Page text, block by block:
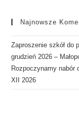
Najnowsze
Zaproszenie szkół do
grudzień 2026 –
Rozpoczynamy nabór
XII 2026